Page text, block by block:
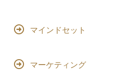
マインドセット
マーケティング